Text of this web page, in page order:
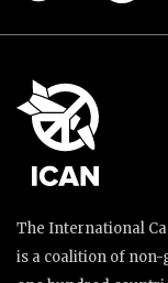
The International
is a coalition of